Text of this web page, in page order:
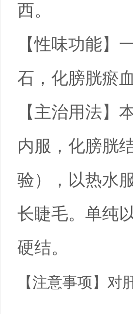
西。
【性味功能】
石，化膀胱瘀血
【主治用法】
内服，化膀胱
验），以热水
长睫毛。单纯
硬结。
【注意事项】对